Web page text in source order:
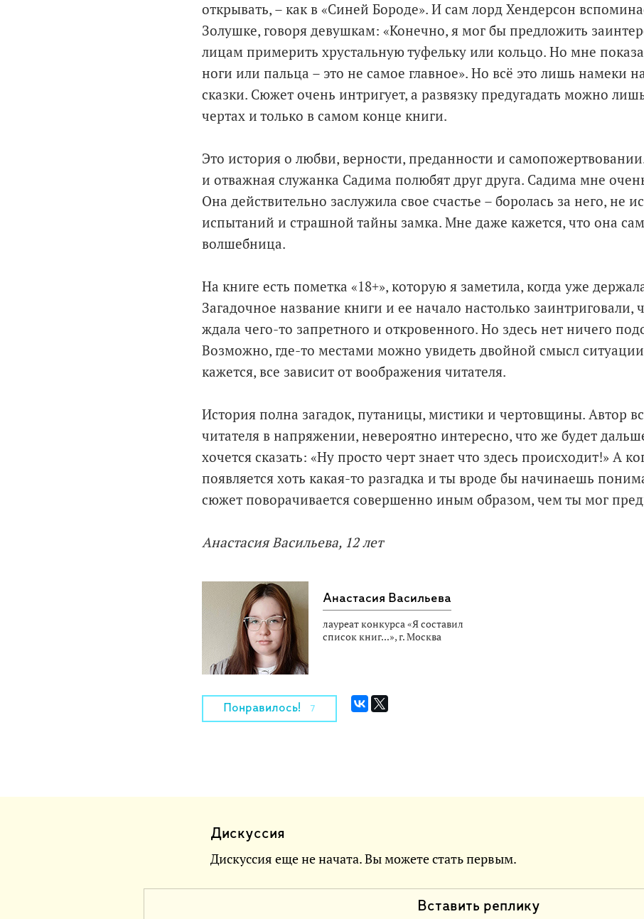
открывать, – как в «Синей Бороде». И сам лорд Хендерсон
Золушке, говоря девушкам: «Конечно, я мог бы предложить
лицам примерить хрустальную туфельку или кольцо. Но мне
ноги или пальца – это не самое главное». Но всё это лишь намеки
сказки. Сюжет очень интригует, а развязку предугадать можно
чертах и только в самом конце книги.
Это история о любви, верности, преданности и
и отважная служанка Садима полюбят друг друга. Садима мне
Она действительно заслужила свое счастье – боролась за него, не
испытаний и страшной тайны замка. Мне даже кажется, что она
волшебница.
На книге есть пометка «18+», которую я заметила, когда уже
Загадочное название книги и ее начало настолько заинтриговали,
ждала чего-то запретного и откровенного. Но здесь нет ничего
Возможно, где-то местами можно увидеть двойной смысл
кажется, все зависит от воображения читателя.
История полна загадок, путаницы, мистики и чертовщины. Автор
читателя в напряжении, невероятно интересно, что же будет
хочется сказать: «Ну просто черт знает что здесь происходит!» А
появляется хоть какая-то разгадка и ты вроде бы начинаешь
сюжет поворачивается совершенно иным образом, чем ты мог
Анастасия Васильева, 12 лет
Анастасия Васильева
лауреат конкурса «Я составил
список книг...», г. Москва
Понравилось! 7
Дискуссия
Дискуссия еще не начата. Вы можете стать первым.
Вставить реплику